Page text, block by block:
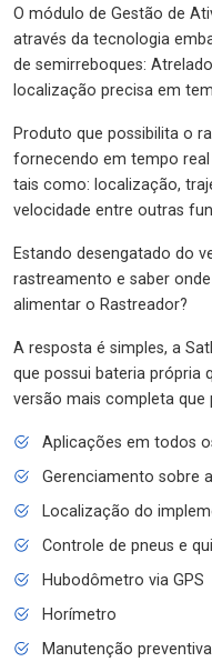
O módulo de Gestão de
através da tecnologia
de semirreboques:
localização precisa em
Produto que possibilita o
fornecendo em tempo
tais como: localização,
velocidade entre outras
Estando desengatado do
rastreamento e saber
alimentar o Rastreador?
A resposta é simples, a
que possui bateria própria
versão mais completa que
Aplicações em todos
Gerenciamento sobre
Localização do
Controle de pneus e
Hubodômetro via GPS
Horímetro
Manutenção